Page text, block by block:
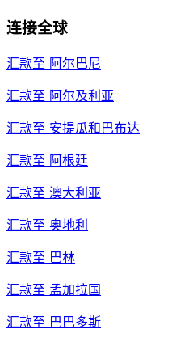
连接全球
汇款至 阿尔巴尼
汇款至 阿尔及利亚
汇款至 安提瓜和巴布达
汇款至 阿根廷
汇款至 澳大利亚
汇款至 奥地利
汇款至 巴林
汇款至 孟加拉国
汇款至 巴巴多斯